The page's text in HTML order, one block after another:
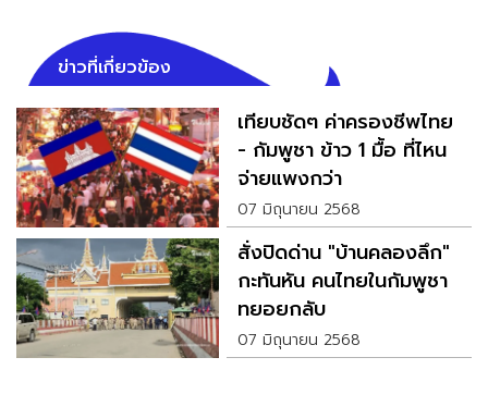
ข่าวที่เกี่ยวข้อง
เทียบชัดๆ ค่าครองชีพไทย
- กัมพูชา ข้าว 1 มื้อ ที่ไหน
จ่ายแพงกว่า
07 มิถุนายน 2568
สั่งปิดด่าน "บ้านคลองลึก"
กะทันหัน คนไทยในกัมพูชา
ทยอยกลับ
07 มิถุนายน 2568